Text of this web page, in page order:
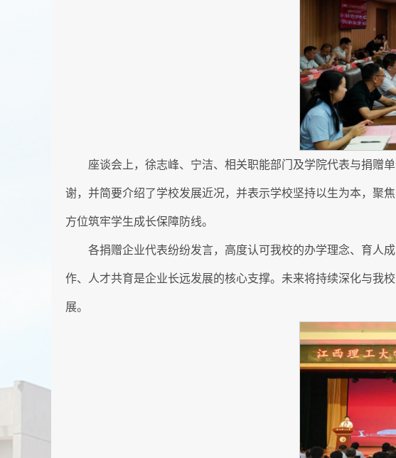
座谈会上，徐志峰、宁洁、相关职能部门及学院代表与捐赠
谢，并简要介绍了学校发展近况，并表示学校坚持以生为本，聚
方位筑牢学生成长保障防线。
各捐赠企业代表纷纷发言，高度认可我校的办学理念、育人
作、人才共育是企业长远发展的核心支撑。未来将持续深化与我
展。